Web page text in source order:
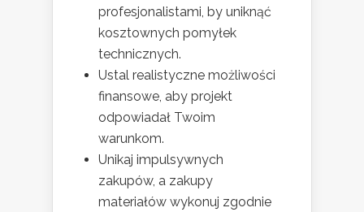
profesjonalistami, by uniknąć
kosztownych pomyłek
technicznych.
Ustal realistyczne możliwości
finansowe, aby projekt
odpowiadał Twoim
warunkom.
Unikaj impulsywnych
zakupów, a zakupy
materiałów wykonuj zgodnie